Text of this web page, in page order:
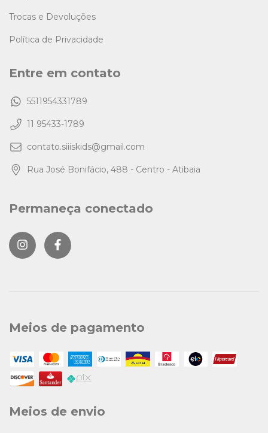
Trocas e Devoluções
Política de Privacidade
Entre em contato
5511954331789
11 95433-1789
contato.siiiskids@gmail.com
Rua José Bonifácio, 488 - Centro - Atibaia
Permaneça conectado
Meios de pagamento
Meios de envio